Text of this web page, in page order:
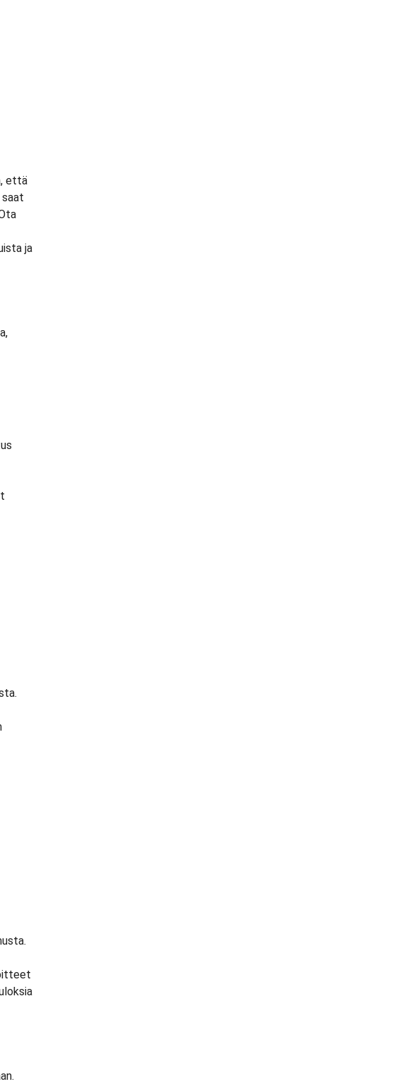
että
saat
ja